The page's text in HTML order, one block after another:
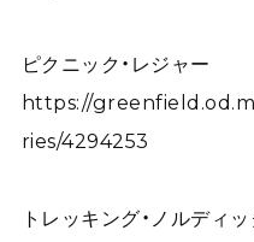
ピクニック・レジャー
https://
ries/4294253
トレッキング・ノルディ